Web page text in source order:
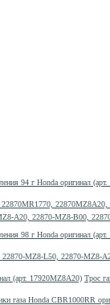
94 г Honda оригинал
A20, 22870-MZ8-B00,
98 г Honda оригинал
Трос
газа Honda CBR1000RR